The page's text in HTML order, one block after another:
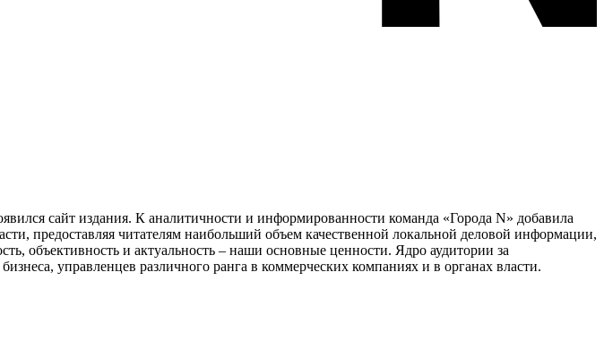
сайт издания. К аналитичности и информированности команда «Города N» добавила
предоставляя читателям наибольший объем качественной локальной деловой информации,
объективность и актуальность – наши основные ценности. Ядро аудитории за
управленцев различного ранга в коммерческих компаниях и в органах власти.